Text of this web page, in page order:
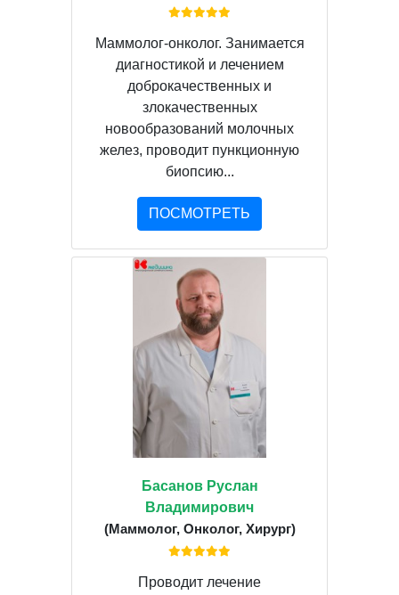
Маммолог-онколог. Занимается
диагностикой и лечением
доброкачественных и
злокачественных
новообразований молочных
желез, проводит пункционную
биопсию...
ПОСМОТРЕТЬ
Басанов Руслан
Владимирович
(Маммолог, Онколог, Хирург)
Проводит лечение